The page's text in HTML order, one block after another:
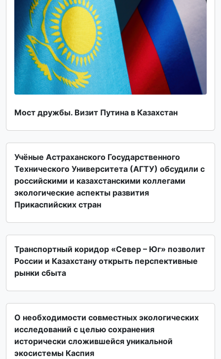
Мост дружбы. Визит Путина в Казахстан
Учёные Астраханского Государственного
Технического Университета (АГТУ) обсудили с
российскими и казахстанскими коллегами
экологические аспекты развития
Прикаспийских стран
Транспортный коридор «Север – Юг» позволит
России и Казахстану открыть перспективные
рынки сбыта
О необходимости совместных экологических
исследований с целью сохранения
исторически сложившейся уникальной
экосистемы Каспия